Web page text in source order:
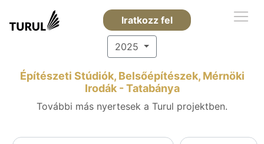
Iratkozz fel
2025
Építészeti Stúdiók, Belsőépítészek, Mérnöki
Irodák - Tatabánya
További más nyertesek a Turul projektben.